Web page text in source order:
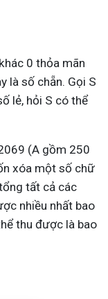
0 thỏa mãn
là số chẵn. Gọi S
lẻ, hỏi S có thể
(A gồm 250
xóa một số chữ
tất cả các
nhiều nhất bao
thu được là bao